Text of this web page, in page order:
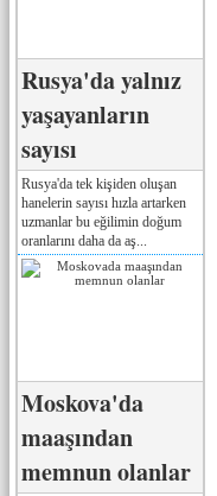
Rusya'da yalnız
yaşayanların
sayısı
Rusya'da tek kişiden oluşan
hanelerin sayısı hızla artarken
uzmanlar bu eğilimin doğum
oranlarını daha da aş...
Moskova'da
maaşından
memnun olanlar